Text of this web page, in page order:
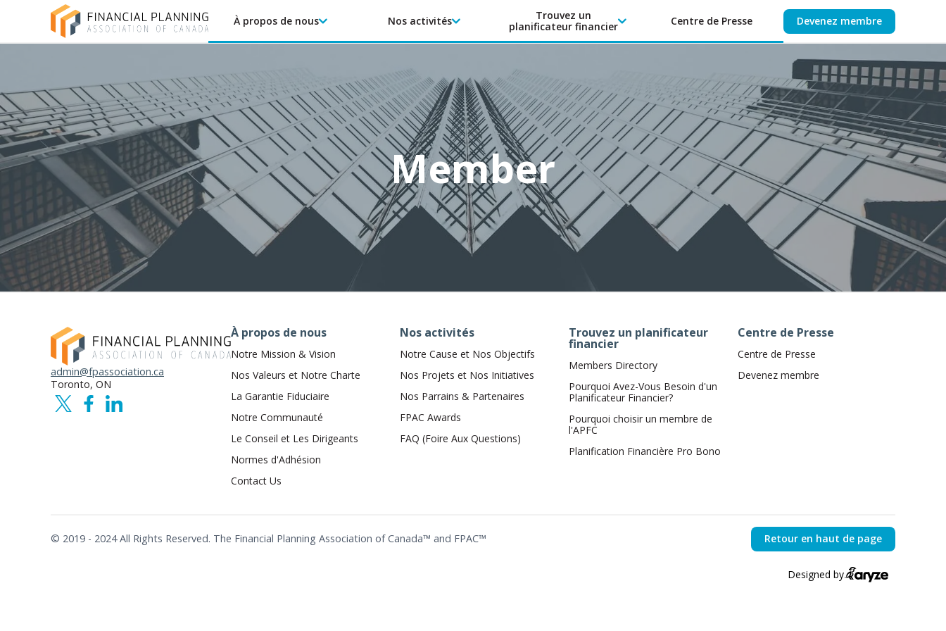
À propos de nous Nos activités
Trouvez un
planificateur financier
Centre de Presse Devenez membre
Member
admin@fpassociation.ca
Toronto, ON
À propos de nous
Notre Mission & Vision
Nos Valeurs et Notre Charte
La Garantie Fiduciaire
Notre Communauté
Le Conseil et Les Dirigeants
Normes d'Adhésion
Contact Us
Nos activités
Notre Cause et Nos Objectifs
Nos Projets et Nos Initiatives
Nos Parrains & Partenaires
FPAC Awards
FAQ (Foire Aux Questions)
Trouvez un planificateur
financier
Members Directory
Pourquoi Avez-Vous Besoin d'un
Planificateur Financier?
Pourquoi choisir un membre de
l'APFC
Planification Financière Pro Bono
Centre de Presse
Centre de Presse
Devenez membre
© 2019 - 2024 All Rights Reserved. The Financial Planning Association of Canada™ and FPAC™ Retour en haut de page
Designed by